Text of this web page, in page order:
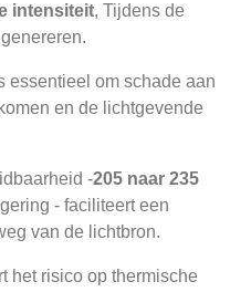
intensiteit, Tijdens de
essentieel om schade aan
en de lichtgevende
-205 naar 235
- faciliteert een
van de lichtbron.
het risico op thermische